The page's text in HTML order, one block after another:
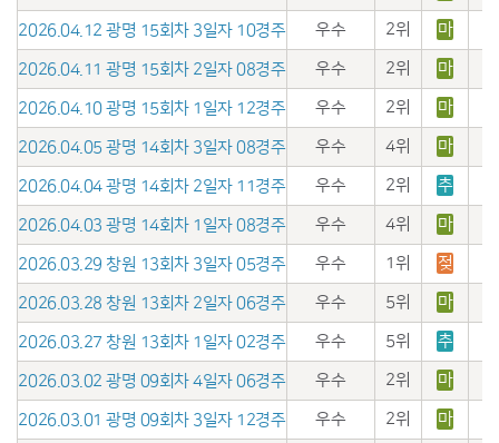
2026.04.12 광명 15회차 3일자 10경주 우수 2위 마
2026.04.11 광명 15회차 2일자 08경주 우수 2위 마
2026.04.10 광명 15회차 1일자 12경주 우수 2위 마
2026.04.05 광명 14회차 3일자 08경주 우수 4위 마
2026.04.04 광명 14회차 2일자 11경주 우수 2위 추
2026.04.03 광명 14회차 1일자 08경주 우수 4위 마
2026.03.29 창원 13회차 3일자 05경주 우수 1위 젖
2026.03.28 창원 13회차 2일자 06경주 우수 5위 마
2026.03.27 창원 13회차 1일자 02경주 우수 5위 추
2026.03.02 광명 09회차 4일자 06경주 우수 2위 마
2026.03.01 광명 09회차 3일자 12경주 우수 2위 마